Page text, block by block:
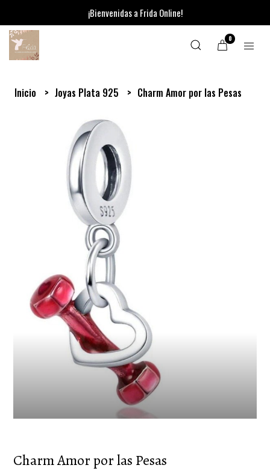
¡Bienvenidas a Frida Online!
0
Inicio Joyas Plata 925 Charm Amor por las Pesas
Charm Amor por las Pesas